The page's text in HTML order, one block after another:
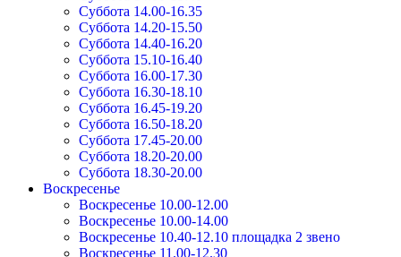
Суббота 14.00-16.35
Суббота 14.20-15.50
Суббота 14.40-16.20
Суббота 15.10-16.40
Суббота 16.00-17.30
Суббота 16.30-18.10
Суббота 16.45-19.20
Суббота 16.50-18.20
Суббота 17.45-20.00
Суббота 18.20-20.00
Суббота 18.30-20.00
Воскресенье
Воскресенье 10.00-12.00
Воскресенье 10.00-14.00
Воскресенье 10.40-12.10 площадка 2 звено
Воскресенье 11.00-12.30